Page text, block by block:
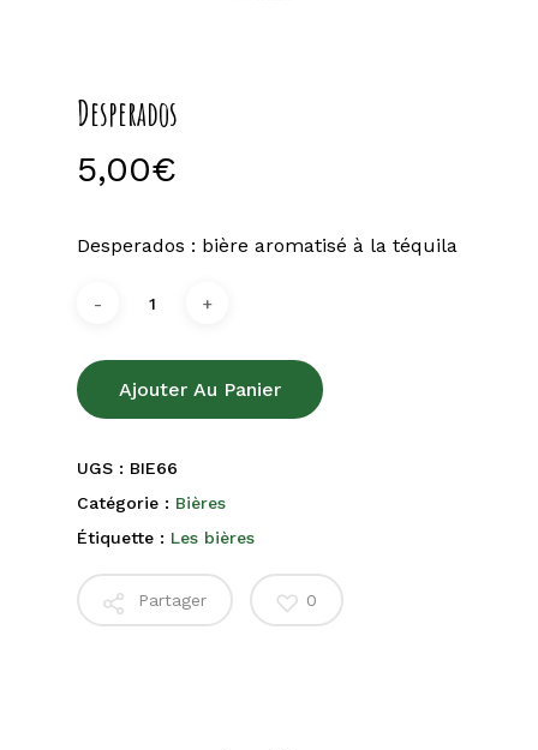
Desperados
5,00€
Desperados : bière aromatisé à la téquila
Ajouter Au Panier
UGS : BIE66
Catégorie : Bières
Étiquette : Les bières
Partager 0